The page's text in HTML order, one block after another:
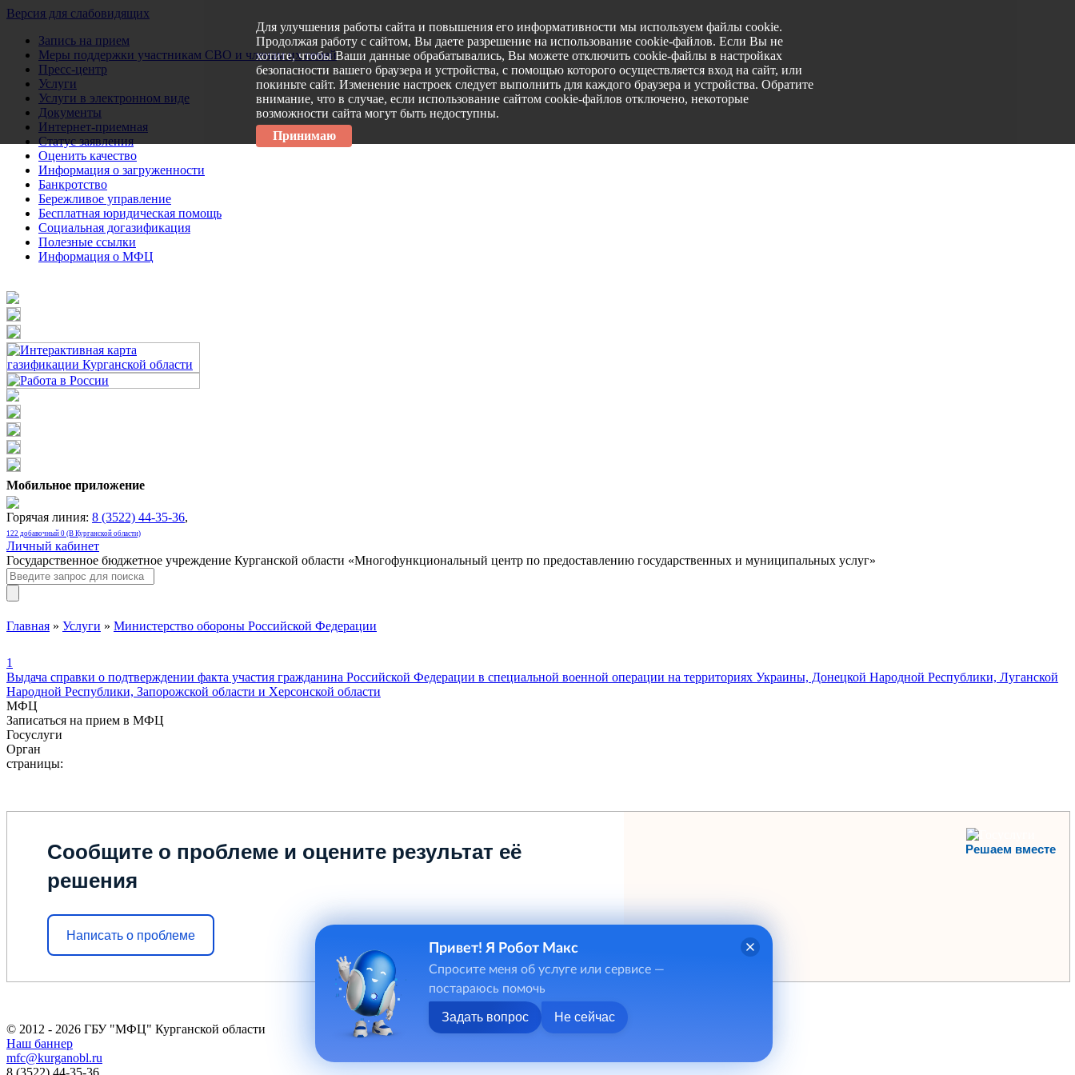
Версия для слабовидящих
Запись на прием
Меры поддержки участникам СВО и членам их семей
Пресс-центр
Услуги
Услуги в электронном виде
Документы
Интернет-приемная
Статус заявления
Оценить качество
Информация о загруженности
Банкротство
Бережливое управление
Бесплатная юридическая помощь
Социальная догазификация
Полезные ссылки
Информация о МФЦ
Мобильное приложение
Горячая линия: 8 (3522) 44-35-36,
122 добавочный 0 (В Курганской области)
Личный кабинет
Государственное бюджетное учреждение Курганской области «Многофункциональный центр по предоставлению государственных и муниципальных услуг»
Главная » Услуги » Министерство обороны Российской Федерации
1
Выдача справки о подтверждении факта участия гражданина Российской Федерации в специальной военной операции на территориях Украины, Донецкой Народной Республики, Луганской
Народной Республики, Запорожской области и Херсонской области
МФЦ
Записаться на прием в МФЦ
Госуслуги
Орган
страницы:
Решаем вместе
Сообщите о проблеме и оцените результат её
решения
Написать о проблеме
© 2012 - 2026 ГБУ "МФЦ" Курганской области
Наш баннер
mfc@kurganobl.ru
8 (3522) 44-35-36
Для улучшения работы сайта и повышения его информативности мы используем файлы cookie.
Продолжая работу с сайтом, Вы даете разрешение на использование cookie-файлов. Если Вы не
хотите, чтобы Ваши данные обрабатывались, Вы можете отключить cookie-файлы в настройках
безопасности вашего браузера и устройства, с помощью которого осуществляется вход на сайт, или
покиньте сайт. Изменение настроек следует выполнить для каждого браузера и устройства. Обратите
внимание, что в случае, если использование сайтом cookie-файлов отключено, некоторые
возможности сайта могут быть недоступны.
Принимаю
Привет! Я Робот Макс
Спросите меня об услуге или сервисе —
постараюсь помочь
Задать вопрос Не сейчас